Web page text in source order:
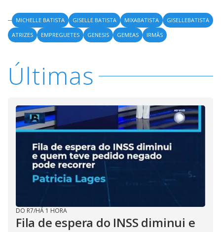
MICHELLE BATISTA GISELLE BATISTA MIXABATISTA
GISELLEBATISTA
ATRIZES
EMPREGUETES GENESIS GEMEAS IRMÃS
Últimas
DO R7/HÁ 1 HORA
Fila de espera do INSS diminui e